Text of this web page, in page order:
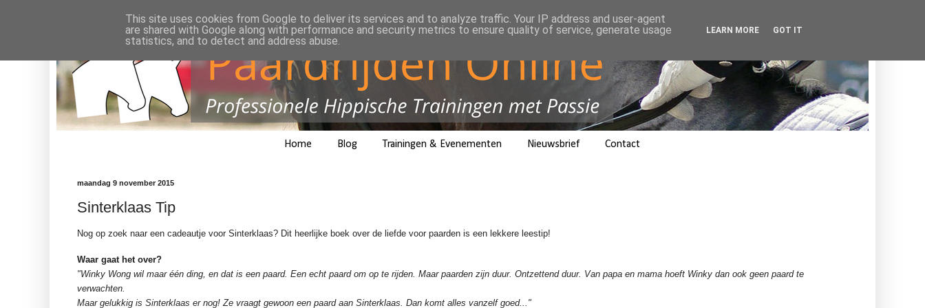
Home Blog Trainingen & Evenementen Nieuwsbrief Contact
maandag 9 november 2015
Sinterklaas Tip
Nog op zoek naar een cadeautje voor Sinterklaas? Dit heerlijke boek over de liefde voor paarden is een lekkere leestip!
Waar gaat het over?
"Winky Wong wil maar één ding, en dat is een paard. Een echt paard om op te rijden. Maar paarden zijn duur. Ontzettend duur. Van papa en mama hoeft Winky dan ook geen paard te
verwachten.
Maar gelukkig is Sinterklaas er nog! Ze vraagt gewoon een paard aan Sinterklaas. Dan komt alles vanzelf goed..."
This site uses cookies from Google to deliver its services and to analyze traffic. Your IP address and user-agent
are shared with Google along with performance and security metrics to ensure quality of service, generate usage
statistics, and to detect and address abuse.
LEARN MORE GOT IT